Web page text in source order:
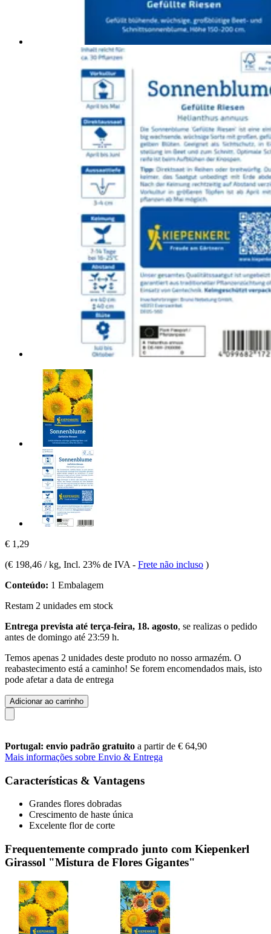
€ 1,29
(€ 198,46 / kg, Incl. 23% de IVA - Frete não incluso )
Conteúdo: 1 Embalagem
Restam 2 unidades em stock
Entrega prevista até terça-feira, 18. agosto, se realizas o pedido
antes de domingo até 23:59 h.
Temos apenas 2 unidades deste produto no nosso armazém. O
reabastecimento está a caminho! Se forem encomendados mais, isto
pode afetar a data de entrega
Adicionar ao carrinho
Portugal: envio padrão gratuito a partir de € 64,90
Mais informações sobre Envio & Entrega
Características & Vantagens
Grandes flores dobradas
Crescimento de haste única
Excelente flor de corte
Frequentemente comprado junto com Kiepenkerl
Girassol "Mistura de Flores Gigantes"